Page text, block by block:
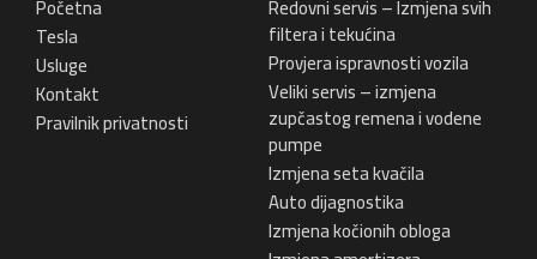
Početna
Tesla
Usluge
Kontakt
Pravilnik privatnosti
Redovni servis – Izmjena svih
filtera i tekućina
Provjera ispravnosti vozila
Veliki servis – izmjena
zupčastog remena i vodene
pumpe
Izmjena seta kvačila
Auto dijagnostika
Izmjena kočionih obloga